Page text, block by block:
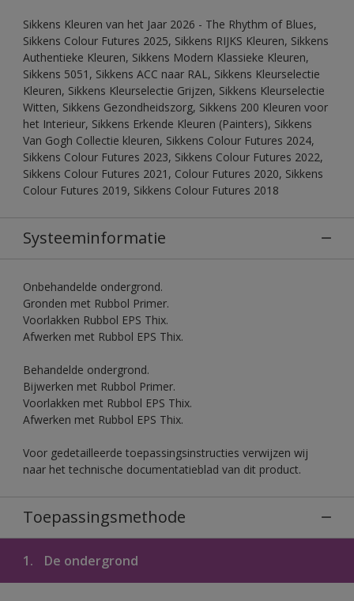
Sikkens Kleuren van het Jaar 2026 - The Rhythm of Blues,
Sikkens Colour Futures 2025, Sikkens RIJKS Kleuren, Sikkens
Authentieke Kleuren, Sikkens Modern Klassieke Kleuren,
Sikkens 5051, Sikkens ACC naar RAL, Sikkens Kleurselectie
Kleuren, Sikkens Kleurselectie Grijzen, Sikkens Kleurselectie
Witten, Sikkens Gezondheidszorg, Sikkens 200 Kleuren voor
het Interieur, Sikkens Erkende Kleuren (Painters), Sikkens
Van Gogh Collectie kleuren, Sikkens Colour Futures 2024,
Sikkens Colour Futures 2023, Sikkens Colour Futures 2022,
Sikkens Colour Futures 2021, Colour Futures 2020, Sikkens
Colour Futures 2019, Sikkens Colour Futures 2018
Systeeminformatie
Onbehandelde ondergrond.
Gronden met Rubbol Primer.
Voorlakken Rubbol EPS Thix.
Afwerken met Rubbol EPS Thix.
Behandelde ondergrond.
Bijwerken met Rubbol Primer.
Voorlakken met Rubbol EPS Thix.
Afwerken met Rubbol EPS Thix.
Voor gedetailleerde toepassingsinstructies verwijzen wij
naar het technische documentatieblad van dit product.
Toepassingsmethode
1. De ondergrond